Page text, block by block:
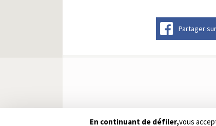
Partager
En continuant de défiler,vous